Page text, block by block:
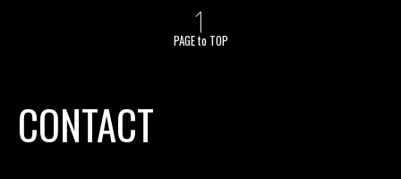
PAGE to TOP
CONTACT